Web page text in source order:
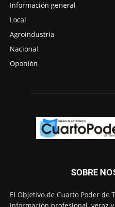
Información general
Local
Agroindustria
Nacional
Oponión
SOBRE
El Objetivo de Cuarto Poder de